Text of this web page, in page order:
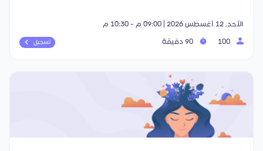
الأحد, 12 أغسطس 2026 | 09:00 م - 10:30 م
تسجيل